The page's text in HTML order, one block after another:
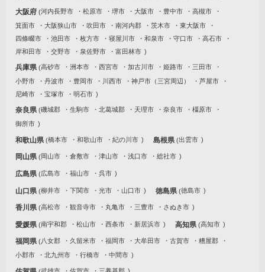
大阪府 河内長野市 松原市 堺市 大阪市 豊中市
高槻市
箕面市
大阪狭山市 吹田市 南河内郡 茨木市
東大阪市
四條畷市
池田市 枚方市 寝屋川市 和泉市 守口市
高石市
岸和田市
交野市 泉佐野市 富田林市
兵庫県 高砂市 洲本市 西宮市 加古川市 姫路市
三田市
小野市
丹波市 豊岡市 川西市 神戸市（三宮周辺）
芦屋市
尼崎市
宝塚市 明石市
奈良県 磯城郡 生駒市 北葛城郡 天理市 奈良市
橿原市
御所市
和歌山県 橋本市 和歌山市 紀の川市 島根県 出雲市
岡山県 岡山市 倉敷市 津山市 浅口市 総社市
広島県 広島市 福山市 呉市
山口県 柳井市 下関市 光市 山口市 徳島県 徳島市
香川県 高松市 観音寺市 丸亀市 三豊市 さぬき市
愛媛県 南宇和郡 松山市 西条市 新居浜市 高知県 高知市
福岡県 八女郡 久留米市 福岡市 大牟田市 古賀市
糟屋郡
小郡市
北九州市 行橋市 中間市